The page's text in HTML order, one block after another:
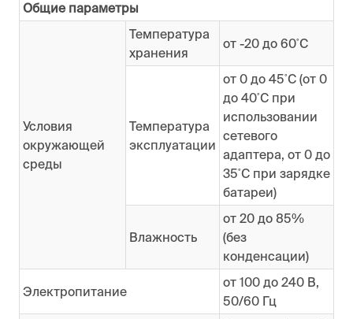
Общие параметры
Условия
окружающей
среды
Температура
хранения
от -20 до 60˚C
Температура
эксплуатации
от 0 до 45˚C (от 0
до 40˚C при
использовании
сетевого
адаптера, от 0 до
35˚C при зарядке
батареи)
Влажность
от 20 до 85%
(без
конденсации)
Электропитание
от 100 до 240 В,
50/60 Гц